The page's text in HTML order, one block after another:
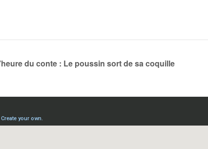
du conte : Le poussin sort de sa coquille